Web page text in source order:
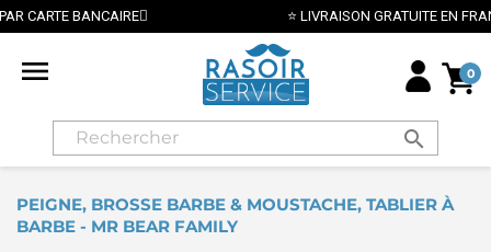
⭐ LIVRAISON GRATUITE EN FRANCE MÉTROPOLITAINE DÈS 70€ ⭐
 0
search
PEIGNE, BROSSE BARBE & MOUSTACHE, TABLIER À
BARBE - MR BEAR FAMILY